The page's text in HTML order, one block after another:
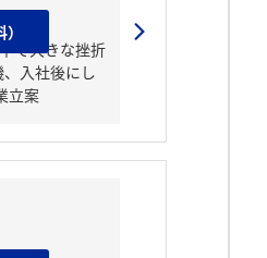
で大きな挫折
入社後にし
立案